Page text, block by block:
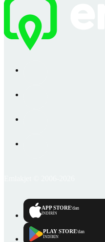
APP STORE'dan
İNDİRİN
PLAY STORE'dan
İNDİRİN